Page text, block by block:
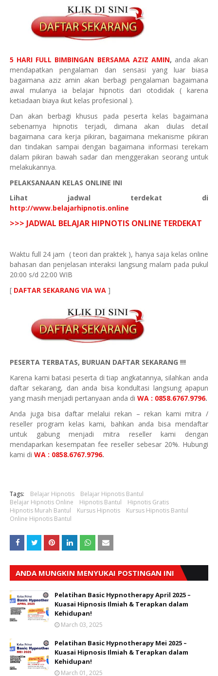
5 HARI FULL BIMBINGAN BERSAMA AZIZ AMIN, anda akan
mendapatkan pengalaman dan sensasi yang luar biasa
bagaimana aziz amin akan berbagi pengalaman bagaimana
awal mulanya ia belajar hipnotis dari otodidak ( karena
ketiadaan biaya ikut kelas profesional ).
Dan akan berbagi khusus pada peserta kelas bagaimana
sebenarnya hipnotis terjadi, dimana akan diulas detail
bagaimana cara kerja pikiran, bagaimana mekanisme pikiran
dan tindakan sampai dengan bagaimana informasi terekam
dalam pikiran bawah sadar dan menggerakan seorang untuk
melakukannya.
PELAKSANAAN KELAS ONLINE INI
Lihat jadwal terdekat di
http://www.belajarhipnotis.online
>>> JADWAL BELAJAR HIPNOTIS ONLINE TERDEKAT
Waktu full 24 jam ( teori dan praktek ), hanya saja kelas online
bahasan dan penjelasan interaksi langsung malam pada pukul
20:00 s/d 22:00 WIB
[ DAFTAR SEKARANG VIA WA ]
PESERTA TERBATAS, BURUAN DAFTAR SEKARANG !!!
Karena kami batasi peserta di tiap angkatannya, silahkan anda
daftar sekarang, dan anda bisa kondultasi langsung apapun
yang masih menjadi pertanyaan anda di WA : 0858.6767.9796.
Anda juga bisa daftar melalui rekan – rekan kami mitra /
reseller program kelas kami, bahkan anda bisa mendaftar
untuk gabung menjadi mitra reseller kami dengan
mendaparkan kesempatan fee reseller sebesar 20%. Hubungi
kami di WA : 0858.6767.9796.
Tags: Belajar Hipnotis
Belajar Hipnotis Bantul
Belajar Hipnotis Online
Hipnotis Bantul
Hipnotis Gratis
Hipnotis Murah Bantul
Kursus Hipnotis
Kursus Hipnotis Bantul
Online Hipnotis Bantul
ANDA MUNGKIN MENYUKAI POSTINGAN INI
Pelatihan Basic Hypnotherapy April 2025 –
Kuasai Hipnosis Ilmiah & Terapkan dalam
Kehidupan!
March 03, 2025
Pelatihan Basic Hypnotherapy Mei 2025 –
Kuasai Hipnosis Ilmiah & Terapkan dalam
Kehidupan!
March 01, 2025